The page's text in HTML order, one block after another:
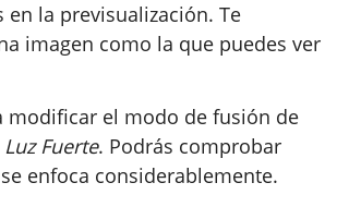
en la previsualización. Te
imagen como la que puedes ver
modificar el modo de fusión de
Luz Fuerte. Podrás comprobar
enfoca considerablemente.